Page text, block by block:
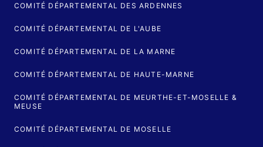
COMITÉ DÉPARTEMENTAL DES ARDENNES
COMITÉ DÉPARTEMENTAL DE L'AUBE
COMITÉ DÉPARTEMENTAL DE LA MARNE
COMITÉ DÉPARTEMENTAL DE HAUTE-MARNE
COMITÉ DÉPARTEMENTAL DE MEURTHE-ET-MOSELLE &
MEUSE
COMITÉ DÉPARTEMENTAL DE MOSELLE